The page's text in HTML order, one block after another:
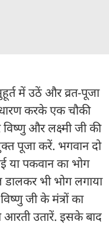
में उठें और व्रत-पूजा
करके एक चौकी
और लक्ष्मी जी की
पूजा करें. भगवान दो
या पकवान का भोग
भी भोग लगाया
जी के मंत्रों का
आरती उतारें. इसके बाद